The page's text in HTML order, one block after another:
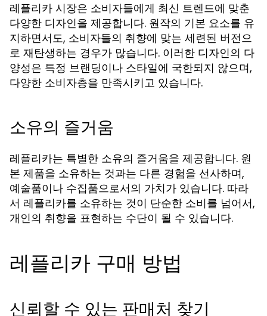
레플리카 시장은 소비자들에게 최신 트렌드에 맞춘
다양한 디자인을 제공합니다. 원작의 기본 요소를 유
지하면서도, 소비자들의 취향에 맞는 세련된 버전으
로 재탄생하는 경우가 많습니다. 이러한 디자인의 다
양성은 특정 브랜딩이나 스타일에 국한되지 않으며,
다양한 소비자층을 만족시키고 있습니다.
소유의 즐거움
레플리카는 특별한 소유의 즐거움을 제공합니다. 원
본 제품을 소유하는 것과는 다른 경험을 선사하며,
예술품이나 수집품으로서의 가치가 있습니다. 따라
서 레플리카를 소유하는 것이 단순한 소비를 넘어서,
개인의 취향을 표현하는 수단이 될 수 있습니다.
레플리카 구매 방법
신뢰할 수 있는 판매처 찾기